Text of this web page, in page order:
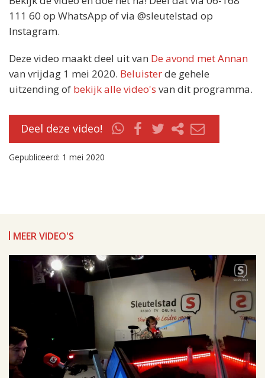
111 60 op WhatsApp of via @sleutelstad op
Instagram.
Deze video maakt deel uit van De avond met Annan
van vrijdag 1 mei 2020. Beluisterde gehele
uitzending of bekijk alle video's van dit programma.
Deel deze video!
Gepubliceerd: 1 mei 2020
MEER VIDEO'S